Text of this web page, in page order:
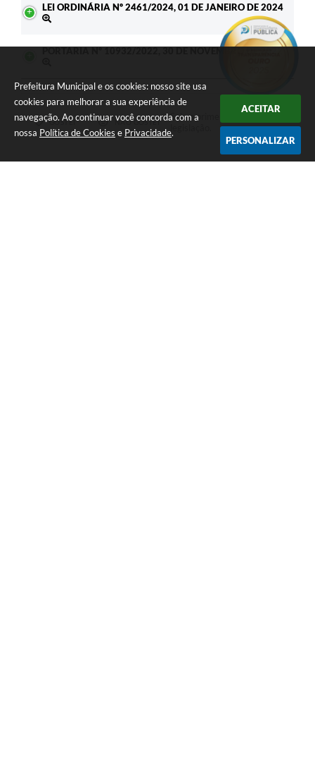
Prefeitura Municipal e os cookies: nosso site usa
cookies para melhorar a sua experiência de
navegação. Ao continuar você concorda com a
nossa Política de Cookies e Privacidade.
ACEITAR
PERSONALIZAR
LEI ORDINÁRIA Nº 2461/2024, 01 DE JANEIRO DE 2024
GOSTEI NÃO GOSTEI
Seja o primeiro a curtir esta